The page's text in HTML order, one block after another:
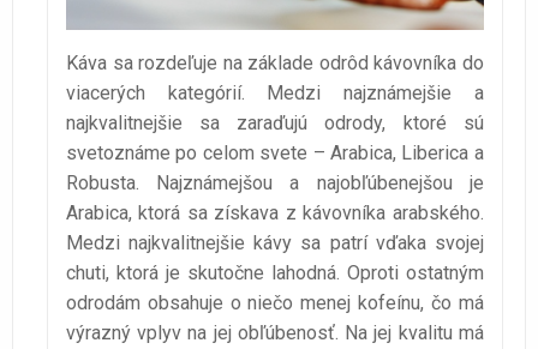
Káva sa rozdeľuje na základe odrôd kávovníka do
viacerých kategórií. Medzi najznámejšie a
najkvalitnejšie sa zaraďujú odrody, ktoré sú
svetoznáme po celom svete – Arabica, Liberica a
Robusta. Najznámejšou a najobľúbenejšou je
Arabica, ktorá sa získava z kávovníka arabského.
Medzi najkvalitnejšie kávy sa patrí vďaka svojej
chuti, ktorá je skutočne lahodná. Oproti ostatným
odrodám obsahuje o niečo menej kofeínu, čo má
výrazný vplyv na jej obľúbenosť. Na jej kvalitu má